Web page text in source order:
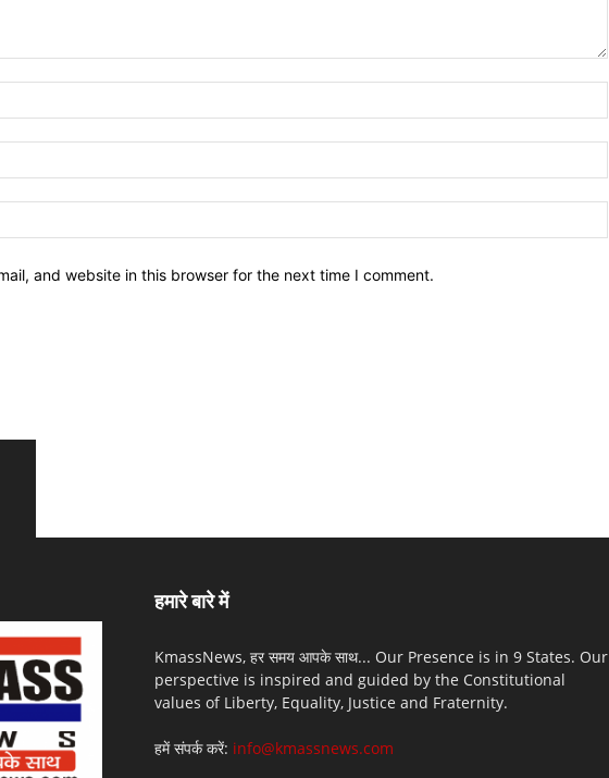
and website in this browser for the next time I comment.
हमारे बारे में
KmassNews, हर समय आपके साथ... Our Presence is in 9 States. Our
perspective is inspired and guided by the Constitutional
values of Liberty, Equality, Justice and Fraternity.
हमें संपर्क करें: info@kmassnews.com